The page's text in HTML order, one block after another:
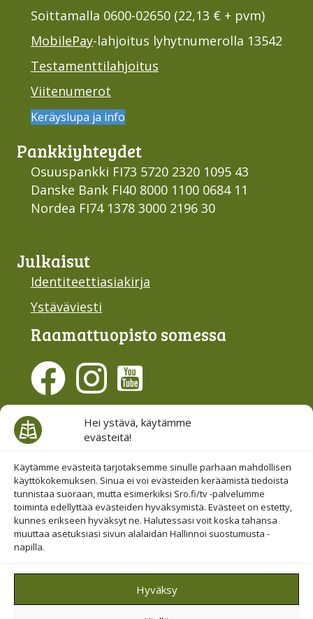
Hei ystävä, käytämme
evästeitä!
Käytämme evästeitä tarjotaksemme sinulle parhaan mahdollisen
käyttökokemuksen. Sinua ei voi evästeiden keräämistä tiedoista
tunnistaa suoraan, mutta esimerkiksi Sro.fi/tv -palvelumme
toiminta edellyttää evästeiden hyväksymistä. Evästeet on estetty,
kunnes erikseen hyväksyt ne. Halutessasi voit koska tahansa
muuttaa asetuksiasi sivun alalaidan Hallinnoi suostumusta -
napilla.
Hyväksy
Soittamalla 0600-02650 (22,13 € + pvm)
MobilePay-lahjoitus lyhytnumerolla 13542
Testamenttilahjoitus
Viitenumerot
Keräyslupa ja info
Pankki­yhteydet
Osuuspankki FI73 5720 2320 1095 43
Danske Bank FI40 8000 1100 0684 11
Nordea FI74 1378 3000 2196 30
Julkaisut
Identiteettiasiakirja
Ystäväviesti
Raamattu­opisto somessa
Evästesuostumus
Hallinnoi evästeitä
Etsi sivuiltamme
© 2019-2026 Suomen Raamattuopiston Säätiö
Saavutettavuus huomioitu